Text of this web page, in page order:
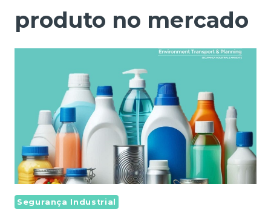
produto no mercado
Segurança Industrial